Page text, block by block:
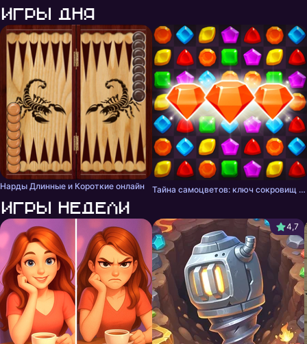
Игры дня
Нарды Длинные и Короткие онлайн Тайна самоцветов: ключ сокровищ - три в ряд
Игры недели
4,7